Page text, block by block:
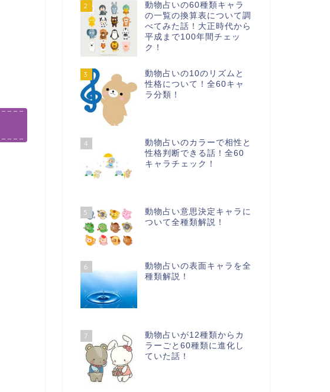
2
動物占いの60種類キャラ
の一覧の換算表について調
べてみた話！大正時代から
平成まで100年間チェッ
ク！
3
動物占いの10のリズムと
性格について！全60キャ
ラ分類！
4
動物占いのカラーで相性と
性格判断できる話！全60
キャラチェック！
5
動物占い意思決定キャラに
ついて全種類解説！
6
動物占いの表面キャラを全
種類解説！
7
動物占いが12種類からカ
ラーごと60種類に進化し
ていた話！